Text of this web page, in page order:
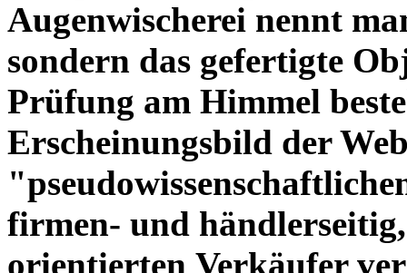
Augenwischerei nennt
sondern das gefertigte
Prüfung am Himmel
Erscheinungsbild der
firmen- und
orientierten Verkäufer